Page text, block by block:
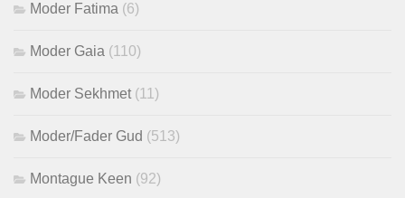
Moder Fatima (6)
Moder Gaia (110)
Moder Sekhmet (11)
Moder/Fader Gud (513)
Montague Keen (92)